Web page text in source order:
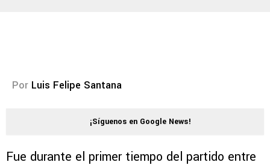
Por Luis Felipe Santana
¡Síguenos en Google News!
Fue durante el primer tiempo del partido entre